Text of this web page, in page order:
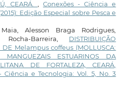
CEARÁ. ,Conexões - Ciência e
Edição Especial sobre Pesca e
Alesson Braga Rodrigues,
Barreira, DISTRIBUIÇÃO
DE Melampus coffeus (MOLLUSCA:
MANGUEZAIS ESTUARINOS DA
DE FORTALEZA, CEARÁ,
Ciência e Tecnologia: Vol. 5, No. 3